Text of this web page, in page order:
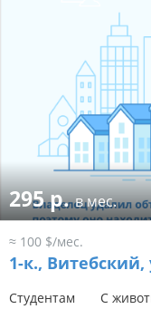
295 р.в мес.
≈ 100 $/мес.
1-к.,
Студентам С